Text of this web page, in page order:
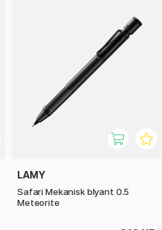
LAMY
Safari Mekanisk blyant 0.5
Meteorite